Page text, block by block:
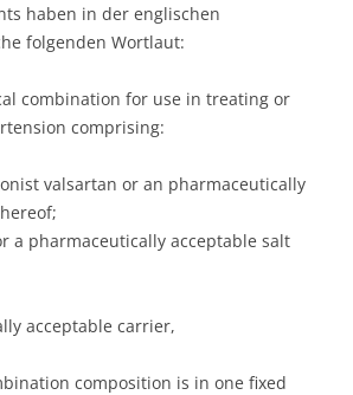
haben in der englischen
folgenden Wortlaut:
combination for use in treating or
comprising:
valsartan or an pharmaceutically
a pharmaceutically acceptable salt
acceptable carrier,
composition is in one fixed